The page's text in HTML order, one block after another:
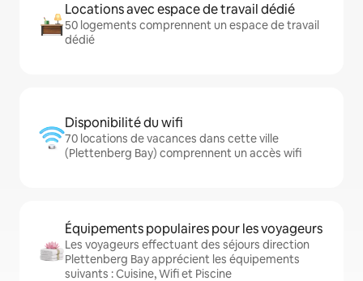
Locations avec espace de travail dédié
50 logements comprennent un espace de travail
dédié
Disponibilité du wifi
70 locations de vacances dans cette ville
(Plettenberg Bay) comprennent un accès wifi
Équipements populaires pour les voyageurs
Les voyageurs effectuant des séjours direction
Plettenberg Bay apprécient les équipements
suivants : Cuisine, Wifi et Piscine